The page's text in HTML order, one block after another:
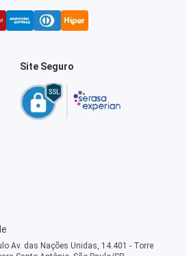
Site Seguro
Av. das Nações Unidas, 14.401 - Torre